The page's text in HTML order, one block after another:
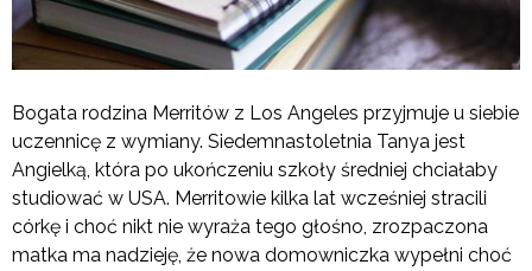
Bogata rodzina Merritów z Los Angeles przyjmuje u siebie
uczennicę z wymiany. Siedemnastoletnia Tanya jest
Angielką, która po ukończeniu szkoły średniej chciałaby
studiować w USA. Merritowie kilka lat wcześniej stracili
córkę i choć nikt nie wyraża tego głośno, zrozpaczona
matka ma nadzieję, że nowa domowniczka wypełni choć